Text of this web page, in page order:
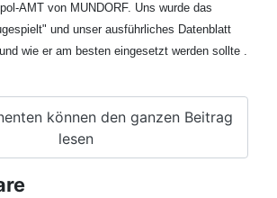
AMT von MUNDORF. Uns wurde das
und unser ausführliches Datenblatt
wie er am besten eingesetzt werden sollte .
können den ganzen Beitrag
lesen